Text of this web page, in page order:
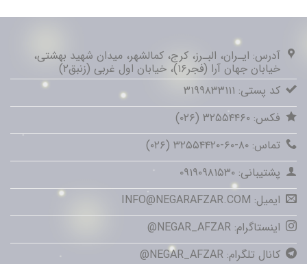
آدرس: ایـران، البـرز، کرج، کمالشهر، میدان شهید بهشتی،
خیابان جهان آرا (فجر۱۶)، خیابان اول غربی (زنبق۲)
کد پستی: ۳۱۹۹۸۳۳۱۱۱
فکس: ۳۲۵۵۴۴۶۰ (۰۲۶)
تماس: ۸۰-۶۰-۳۲۵۵۴۴۲۰ (۰۲۶)
پشتیبانی: ۰۹۱۹۰۹۸۱۵۳۰
ایمیل: INFO@NEGARAFZAR.COM
اینستاگرام: NEGAR_AFZAR@
کانال تلگرام: NEGAR_AFZAR@